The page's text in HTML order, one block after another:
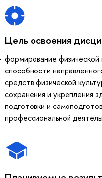
Цель освоения
формирование физической
способности
средств физической
сохранения и укрепления
подготовки и
профессиональной